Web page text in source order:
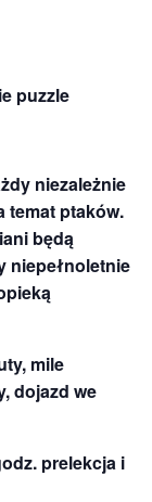
puzzle
niezależnie
temat ptaków.
będą
niepełnoletnie
mile
dojazd we
prelekcja i